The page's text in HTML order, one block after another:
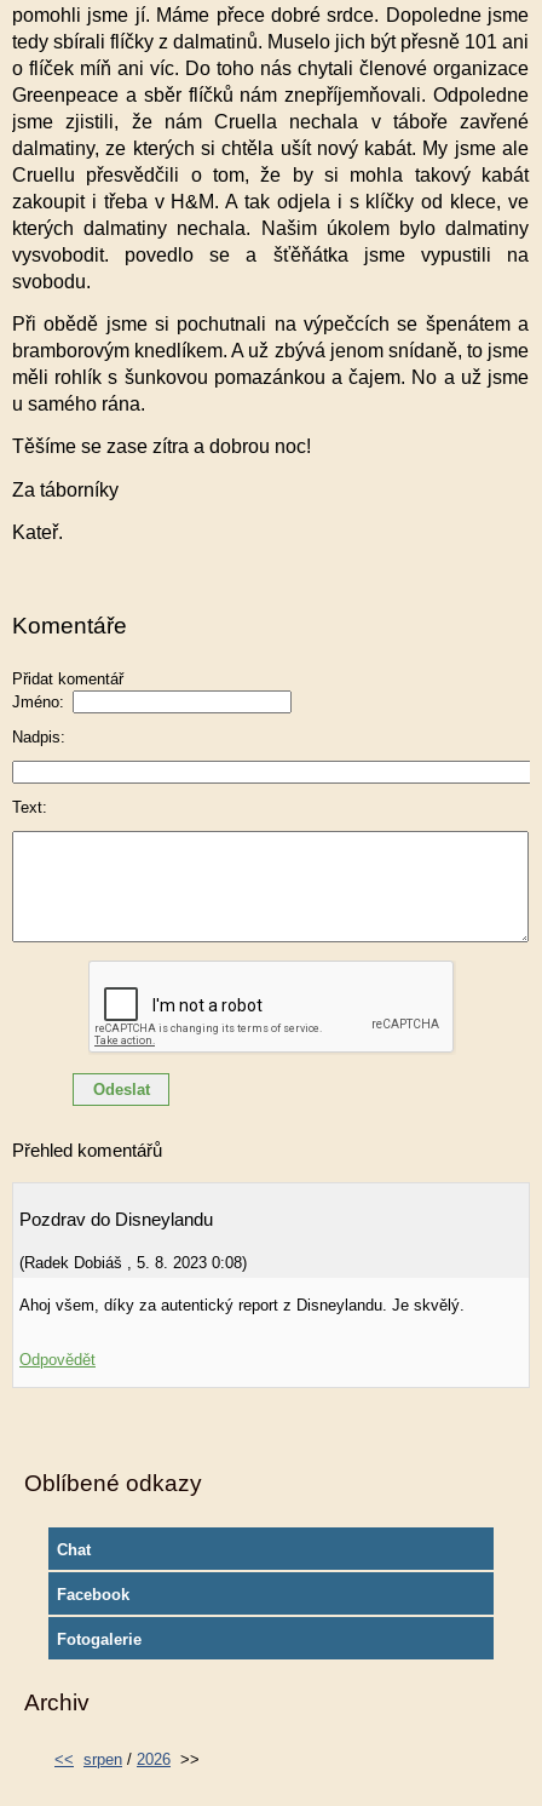
pomohli jsme jí. Máme přece dobré srdce. Dopoledne jsme
tedy sbírali flíčky z dalmatinů. Muselo jich být přesně 101 ani
o flíček míň ani víc. Do toho nás chytali členové organizace
Greenpeace a sběr flíčků nám znepříjemňovali. Odpoledne
jsme zjistili, že nám Cruella nechala v táboře zavřené
dalmatiny, ze kterých si chtěla ušít nový kabát. My jsme ale
Cruellu přesvědčili o tom, že by si mohla takový kabát
zakoupit i třeba v H&M. A tak odjela i s klíčky od klece, ve
kterých dalmatiny nechala. Našim úkolem bylo dalmatiny
vysvobodit. povedlo se a šťěňátka jsme vypustili na
svobodu.
Při obědě jsme si pochutnali na výpečcích se špenátem a
bramborovým knedlíkem. A už zbývá jenom snídaně, to jsme
měli rohlík s šunkovou pomazánkou a čajem. No a už jsme
u samého rána.
Těšíme se zase zítra a dobrou noc!
Za táborníky
Kateř.
Komentáře
Přidat komentář
Jméno:
Nadpis:
Text:
Přehled komentářů
Pozdrav do Disneylandu
(Radek Dobiáš , 5. 8. 2023 0:08)
Ahoj všem, díky za autentický report z Disneylandu. Je skvělý.
Odpovědět
Oblíbené odkazy
Chat
Facebook
Fotogalerie
Archiv
<< srpen / 2026 >>